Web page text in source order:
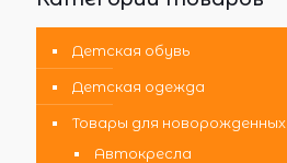
Детская обувь
Детская одежда
Товары для новорожденных
Автокресла